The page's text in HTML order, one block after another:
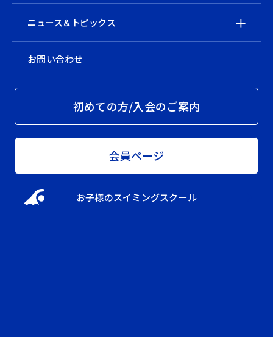
ニュース＆トピックス
お問い合わせ
初めての方/入会のご案内
会員ページ
お子様のスイミングスクール